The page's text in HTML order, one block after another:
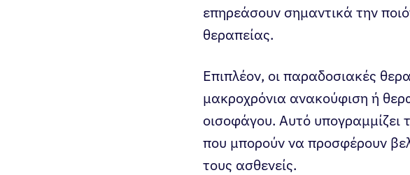
επηρεάσουν σημαντικά την
θεραπείας.
Επιπλέον, οι παραδοσιακές
μακροχρόνια ανακούφιση ή
οισοφάγου. Αυτό υπογραμμίζει
που μπορούν να προσφέρουν
τους ασθενείς.